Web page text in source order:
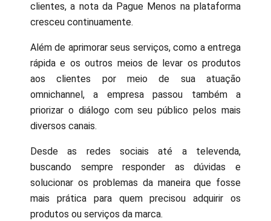
clientes, a nota da Pague Menos na plataforma
cresceu continuamente.
Além de aprimorar seus serviços, como a entrega
rápida e os outros meios de levar os produtos
aos clientes por meio de sua atuação
omnichannel, a empresa passou também a
priorizar o diálogo com seu público pelos mais
diversos canais.
Desde as redes sociais até a televenda,
buscando sempre responder as dúvidas e
solucionar os problemas da maneira que fosse
mais prática para quem precisou adquirir os
produtos ou serviços da marca.